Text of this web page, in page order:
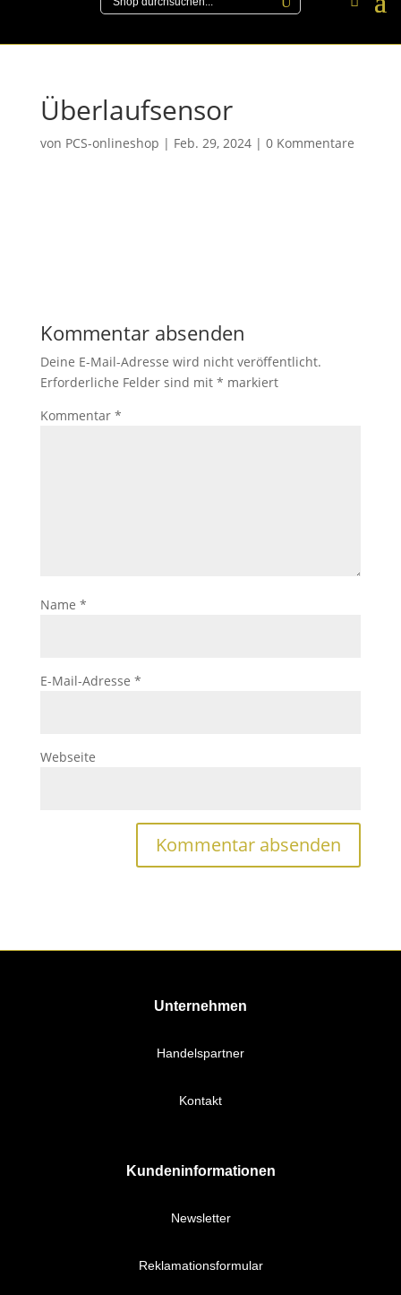
Überlaufsensor
von PCS-onlineshop | Feb. 29, 2024| 0 Kommentare
Kommentar absenden
Deine E-Mail-Adresse wird nicht veröffentlicht.
Erforderliche Felder sind mit * markiert
Kommentar *
Name *
E-Mail-Adresse *
Webseite
Unternehmen
Handelspartner
Kontakt
Kundeninformationen
Newsletter
Reklamationsformular